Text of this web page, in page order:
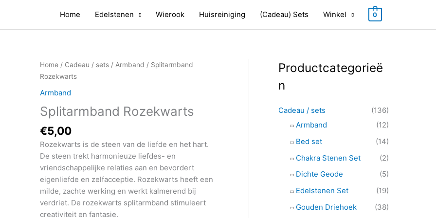
Home Edelstenen Wierook Huisreiniging (Cadeau) Sets Winkel 0
Home/ Cadeau / sets/ Armband / Splitarmband
Rozekwarts
Armband
Splitarmband Rozekwarts
€5,00
Rozekwarts is de steen van de liefde en het hart.
De steen trekt harmonieuze liefdes- en
vriendschappelijke relaties aan en bevordert
eigenliefde en zelfacceptie. Rozekwarts heeft een
milde, zachte werking en werkt kalmerend bij
verdriet. De rozekwarts splitarmband stimuleert
creativiteit en fantasie.
Productcategorieë
n
Cadeau / sets
(136)
Armband
(12)
Bed set
(14)
Chakra Stenen Set
(2)
Dichte Geode
(5)
Edelstenen Set
(19)
Gouden Driehoek
(38)
Z
k